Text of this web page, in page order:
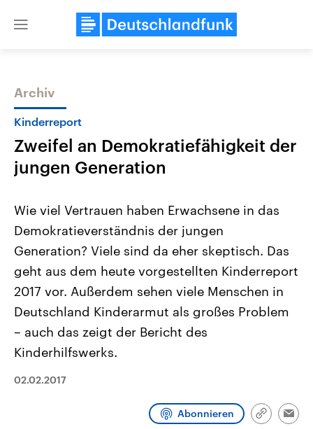
Close
Themen
Landtagswahl Sachsen-Anhalt
2026
Alle Informationen
Sachsen-Anhalt wählt am 6.
September 2026 einen neuen
Landtag. Seit 2021 wird das
Bundesland von einer Koalition aus
Umfragen, Prognosen,
Wahlprogramme, aktuelle Berichte
und Hintergründe zu den Parteien
Wahl.
Aktuelle Beiträge,
Hintergründe
Wirtschaftlich und
gehören die Vereinigten
den mächtigsten Ländern
mit großem Einfluss auf
aktuelle Weltgeschehen.
Sendungen Programm
Archiv
Kinderreport
Zweifel an Demokratiefähigkeit der
jungen Generation
Wie viel Vertrauen haben Erwachsene in das
Demokratieverständnis der jungen
Generation? Viele sind da eher skeptisch. Das
geht aus dem heute vorgestellten Kinderreport
2017 vor. Außerdem sehen viele Menschen in
Deutschland Kinderarmut als großes Problem
– auch das zeigt der Bericht des
Kinderhilfswerks.
02.02.2017
Abonnieren
Link